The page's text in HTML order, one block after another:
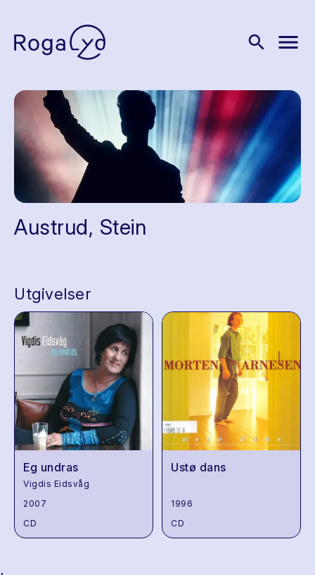
search menu
Austrud, Stein
Utgivelser
Eg undras
Vigdis Eidsvåg
2007
CD
Ustø dans
1996
CD